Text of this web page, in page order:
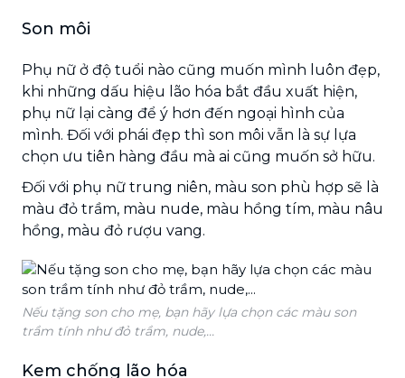
Son môi
Phụ nữ ở độ tuổi nào cũng muốn mình luôn đẹp,
khi những dấu hiệu lão hóa bắt đầu xuất hiện,
phụ nữ lại càng để ý hơn đến ngoại hình của
mình. Đối với phái đẹp thì son môi vẫn là sự lựa
chọn ưu tiên hàng đầu mà ai cũng muốn sở hữu.
Đối với phụ nữ trung niên, màu son phù hợp sẽ là
màu đỏ trầm, màu nude, màu hồng tím, màu nâu
hồng, màu đỏ rượu vang.
Nếu tặng son cho mẹ, bạn hãy lựa chọn các màu son
trầm tính như đỏ trầm, nude,...
Kem chống lão hóa